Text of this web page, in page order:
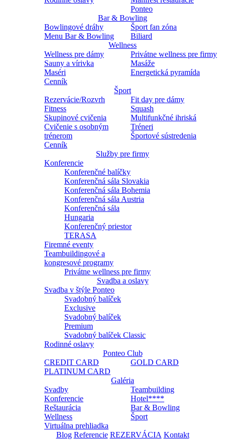
Ponteo
Bar & Bowling
Bowlingové dráhy
Šport fan zóna
Menu Bar & Bowling
Biliard
Wellness
Wellness pre dámy
Privátne wellness pre firmy
Sauny a vírivka
Masáže
Maséri
Energetická pyramída
Cenník
Šport
Rezervácie/Rozvrh
Fit day pre dámy
Fitness
Squash
Skupinové cvičenia
Multifunkčné ihriská
Cvičenie s osobným
trénerom
Tréneri
Športové sústredenia
Cenník
Služby pre firmy
Konferencie
Konferenčné balíčky
Konferenčná sála Slovakia
Konferenčná sála Bohemia
Konferenčná sála Austria
Konferenčná sála
Hungaria
Konferenčný priestor
TERASA
Firemné eventy
Teambuildingové a
kongresové programy
Privátne wellness pre firmy
Svadba a oslavy
Svadba v štýle Ponteo
Svadobný balíček
Exclusive
Svadobný balíček
Premium
Svadobný balíček Classic
Rodinné oslavy
Ponteo Club
CREDIT CARD
GOLD CARD
PLATINUM CARD
Galéria
Svadby
Teambuilding
Konferencie
Hotel****
Reštaurácia
Bar & Bowling
Wellness
Šport
Virtuálna prehliadka
Blog Referencie REZERVÁCIA Kontakt